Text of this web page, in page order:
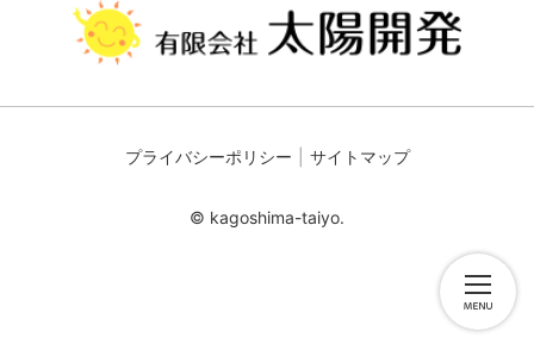
プライバシーポリシー サイトマップ
© kagoshima-taiyo.